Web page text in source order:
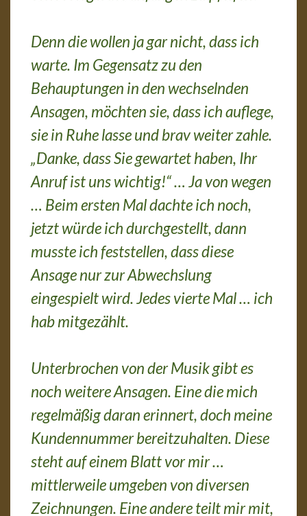
Denn die wollen ja gar nicht, dass ich
warte. Im Gegensatz zu den
Behauptungen in den wechselnden
Ansagen, möchten sie, dass ich auflege,
sie in Ruhe lasse und brav weiter zahle.
„Danke, dass Sie gewartet haben, Ihr
Anruf ist uns wichtig!“ … Ja von wegen
… Beim ersten Mal dachte ich noch,
jetzt würde ich durchgestellt, dann
musste ich feststellen, dass diese
Ansage nur zur Abwechslung
eingespielt wird. Jedes vierte Mal … ich
hab mitgezählt.
Unterbrochen von der Musik gibt es
noch weitere Ansagen. Eine die mich
regelmäßig daran erinnert, doch meine
Kundennummer bereitzuhalten. Diese
steht auf einem Blatt vor mir …
mittlerweile umgeben von diversen
Zeichnungen. Eine andere teilt mir mit,